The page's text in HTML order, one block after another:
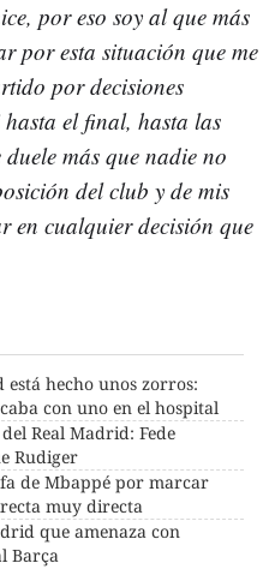
por eso soy al que más
por esta situación que me
por decisiones
el final, hasta las
más que nadie no
del club y de mis
en cualquier decisión que
hecho unos zorros:
con uno en el hospital
Real Madrid: Fede
Rudiger
de Mbappé por marcar
muy directa
que amenaza con
Barça